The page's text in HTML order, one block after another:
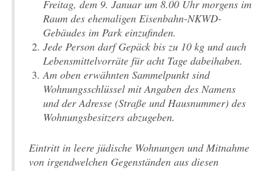
Freitag, dem 9. Januar um 8.00 Uhr morgens im
Raum des ehemaligen Eisenbahn-NKWD-
Gebäudes im Park einzufinden.
Jede Person darf Gepäck bis zu 10 kg und auch
Lebensmittelvorräte für acht Tage dabeihaben.
Am oben erwähnten Sammelpunkt sind
Wohnungsschlüssel mit Angaben des Namens
und der Adresse (Straße und Hausnummer) des
Wohnungsbesitzers abzugeben.
Eintritt in leere jüdische Wohnungen und Mitnahme
von irgendwelchen Gegenständen aus diesen